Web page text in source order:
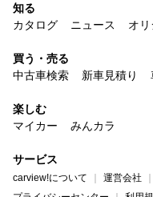
知る
カタログ
ニュース オ
買う・売る
中古車検索
新車見積り
楽しむ
マイカー
みんカラ
サービス
carview!について 運営会社